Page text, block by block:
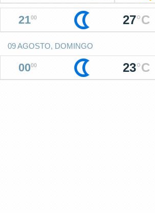
2100 27°C
09 AGOSTO, DOMINGO
0000 23°C